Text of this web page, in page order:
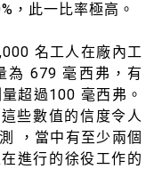
，此一比率極高。
名工人在廠內工
為 679 毫西弗，有
超過100 毫西弗。
些數值的信度令人
，當中有至少兩個
進行的徐役工作的